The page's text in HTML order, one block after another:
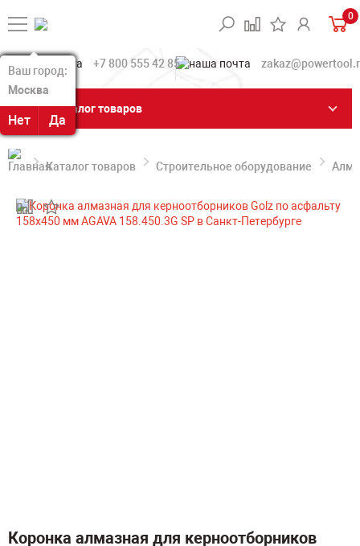
Ваш город:
Москва
Нет Да
Ваш город:
Москва
Нет Да
0
+7 800 555 42 85
Каталог товаров
Каталог товаров Строительное оборудование
Коронка алмазная для керноотборников